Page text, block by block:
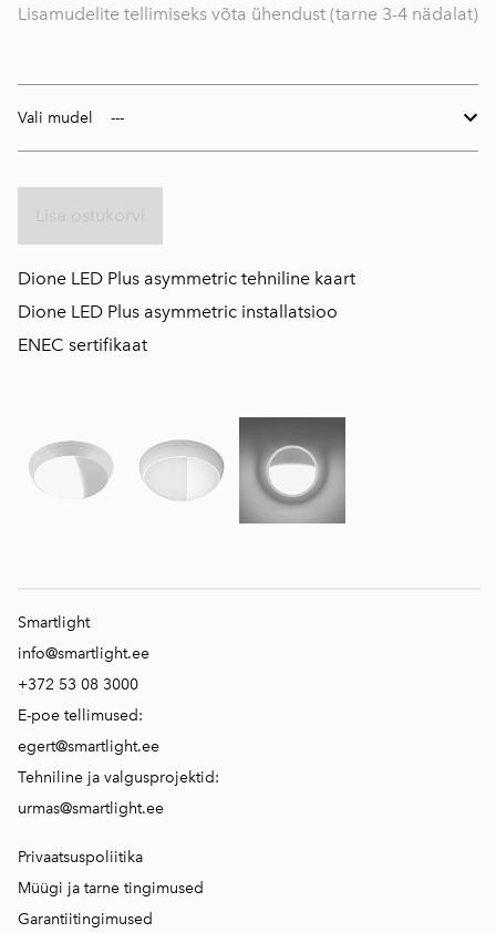
Lisamudelite tellimiseks võta ühendust (tarne 3-4 nädalat)
Vali mudel
Dione LED Plus asymmetric tehniline kaart
Dione LED Plus asymmetric installatsioo
ENEC sertifikaat
Smartlight
info@smartlight.ee
+372 53 08 3000
E-poe tellimused:
egert@smartlight.ee
Tehniline ja valgusprojektid:
urmas@smartlight.ee
Privaatsuspoliitika
Müügi ja tarne tingimused
Garantiitingimused